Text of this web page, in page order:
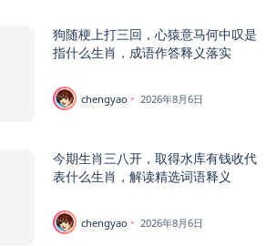
狗随梗上打三回，心猿意马何中叹是
指什么生肖，成语作答释义落实
chengyao 2026年8月6日
今期生肖三八开，取得水库有钱收代
表什么生肖，解读精选词语释义
chengyao 2026年8月6日